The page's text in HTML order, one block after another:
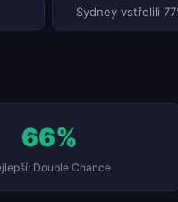
Sydney vstřelili
66%
Double Chance